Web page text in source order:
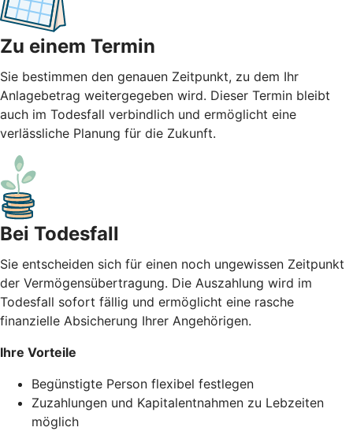
Zu einem Termin
Sie bestimmen den genauen Zeitpunkt, zu dem Ihr
Anlagebetrag weitergegeben wird. Dieser Termin bleibt
auch im Todesfall verbindlich und ermöglicht eine
verlässliche Planung für die Zukunft.
Bei Todesfall
Sie entscheiden sich für einen noch ungewissen Zeitpunkt
der Vermögensübertragung. Die Auszahlung wird im
Todesfall sofort fällig und ermöglicht eine rasche
finanzielle Absicherung Ihrer Angehörigen.
Ihre Vorteile
Begünstigte Person flexibel festlegen
Zuzahlungen und Kapitalentnahmen zu Lebzeiten
möglich